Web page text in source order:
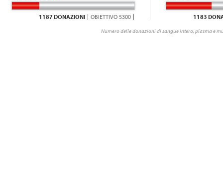
1187 DONAZIONI OBIETTIVO 5300 1183
Numero delle donazioni di sangue intero, plasma e